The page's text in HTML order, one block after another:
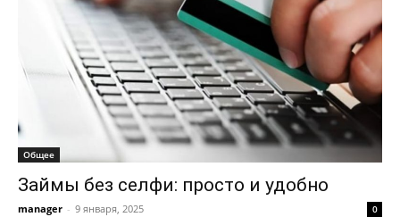
Общее
Займы без селфи: просто и удобно
manager - 9 января, 2025 0